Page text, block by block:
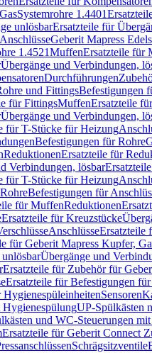
Systemrohre 1.4401
unlösbarErsatzteile für
Geberit Mapress
1.4521MuffenErsatzteile für
Übergänge und Verbindungen,
Durchführungen
und FittingsBefestigungen
für FittingsMuffenErsatzteile
Übergänge und Verbindungen,
für T-Stücke für Heizung
Befestigungen für Rohre
ReduktionenErsatzteile für
Verbindungen, lösbar
für T-Stücke für Heizung
Befestigungen für
für MuffenReduktionen
Ersatzteile für Kreuzstücke
AnschlüsseErsatzteile
für Geberit Mapress Kupfer,
Übergänge und
Ersatzteile für Zubehör für
Ersatzteile für Befestigungen
Sensoren
HygienespülungUP-Spülkästen
und WC-Steuerungen
Ersatzteile für Geberit Connect
Schrägsitzventile